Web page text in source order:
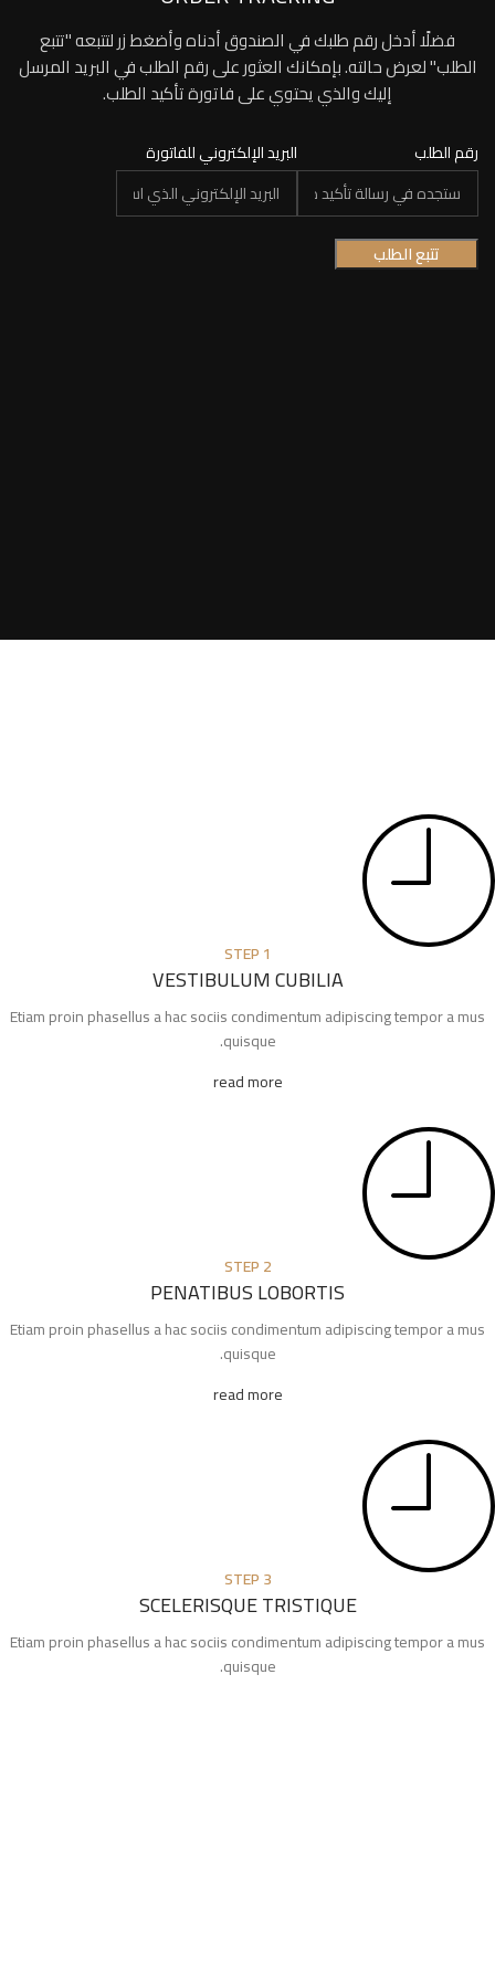
فضلًا أدخل رقم طلبك في الصندوق أدناه وأضغط زر لتتبعه "تتبع
الطلب" لعرض حالته. بإمكانك العثور على رقم الطلب في البريد المرسل
إليك والذي يحتوي على فاتورة تأكيد الطلب.
رقم الطلب البريد الإلكتروني للفاتورة
تتبع الطلب
STEP 1
VESTIBULUM CUBILIA
Etiam proin phasellus a hac sociis condimentum adipiscing tempor a mus
quisque.
read more
STEP 2
PENATIBUS LOBORTIS
Etiam proin phasellus a hac sociis condimentum adipiscing tempor a mus
quisque.
read more
STEP 3
SCELERISQUE TRISTIQUE
Etiam proin phasellus a hac sociis condimentum adipiscing tempor a mus
quisque.